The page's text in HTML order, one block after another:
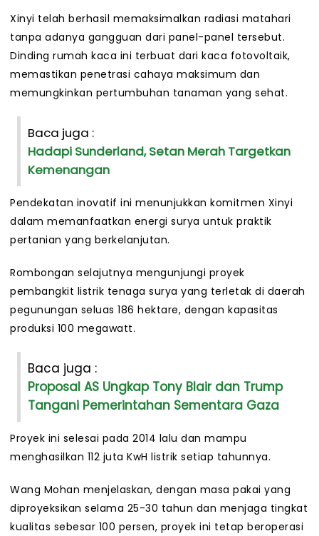
Xinyi telah berhasil memaksimalkan radiasi matahari
tanpa adanya gangguan dari panel-panel tersebut.
Dinding rumah kaca ini terbuat dari kaca fotovoltaik,
memastikan penetrasi cahaya maksimum dan
memungkinkan pertumbuhan tanaman yang sehat.
Baca juga :
Hadapi Sunderland, Setan Merah Targetkan
Kemenangan
Pendekatan inovatif ini menunjukkan komitmen Xinyi
dalam memanfaatkan energi surya untuk praktik
pertanian yang berkelanjutan.
Rombongan selajutnya mengunjungi proyek
pembangkit listrik tenaga surya yang terletak di daerah
pegunungan seluas 186 hektare, dengan kapasitas
produksi 100 megawatt.
Baca juga :
Proposal AS Ungkap Tony Blair dan Trump
Tangani Pemerintahan Sementara Gaza
Proyek ini selesai pada 2014 lalu dan mampu
menghasilkan 112 juta KwH listrik setiap tahunnya.
Wang Mohan menjelaskan, dengan masa pakai yang
diproyeksikan selama 25-30 tahun dan menjaga tingkat
kualitas sebesar 100 persen, proyek ini tetap beroperasi